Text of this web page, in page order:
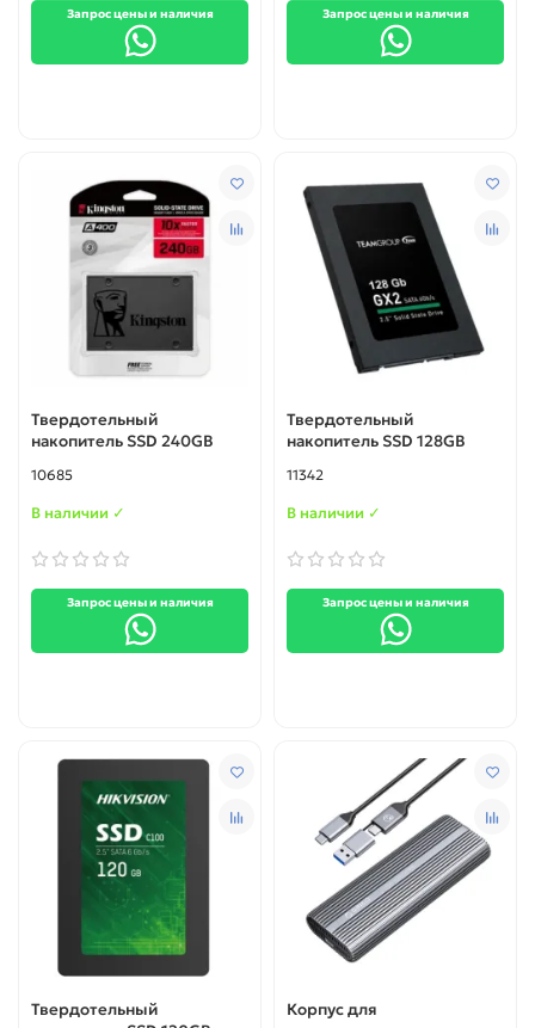
Запрос цены и наличия Запрос цены и наличия
Твердотельный
накопитель SSD 240GB
10685
В наличии ✓
Запрос цены и наличия
Твердотельный
накопитель SSD 128GB
11342
В наличии ✓
Запрос цены и наличия
Твердотельный
Корпус для